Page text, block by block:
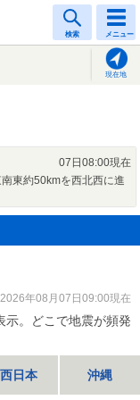
検索 メニュー
現在地
07日08:00現在
東約50kmを西北西に進
2026年08月07日09:00現在
示。どこで地震が頻発
西日本 沖縄